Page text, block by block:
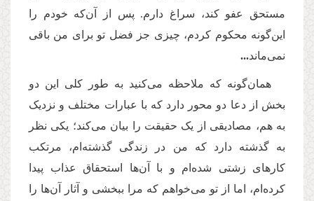
مستحق عفو کند، سراغ دارم. پس از آن‌که خودم را
این‌گونه محکوم کردم، چیزی جز فضل تو برای من باقی
نمی‌ماند...
همان‌گونه که ملاحظه می‌کنید به طور کلی این دو
بخش از دعا دو محور دارد که با عبارات مختلف و نزدیک
به هم، مصادیقی از یک حقیقت را بیان می‌کند؛ یکی نظر
به گذشته دارد که من در زندگی گذشته‌ام، مرتکب
کارهای زشتی شده‌ام و با آن‌ها استحقاق عذاب پیدا
کرده‌‌ام، اما از تو می‌خواهم که مرا ببخشی و آثار آن‌ها را